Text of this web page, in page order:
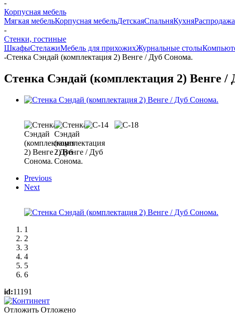
-
Корпусная мебель
Мягкая мебельКорпусная мебельДетскаяСпальняКухняРаспродажа
-
Стенки, гостиные
ШкафыСтелажиМебель для прихожихЖурнальные столы
-Стенка Сэндай (комплектация 2) Венге / Дуб Сонома.
Стенка Сэндай (комплектация 2) Венге /
Previous
Next
1
2
3
4
5
6
id:11191
Отложить Отложено